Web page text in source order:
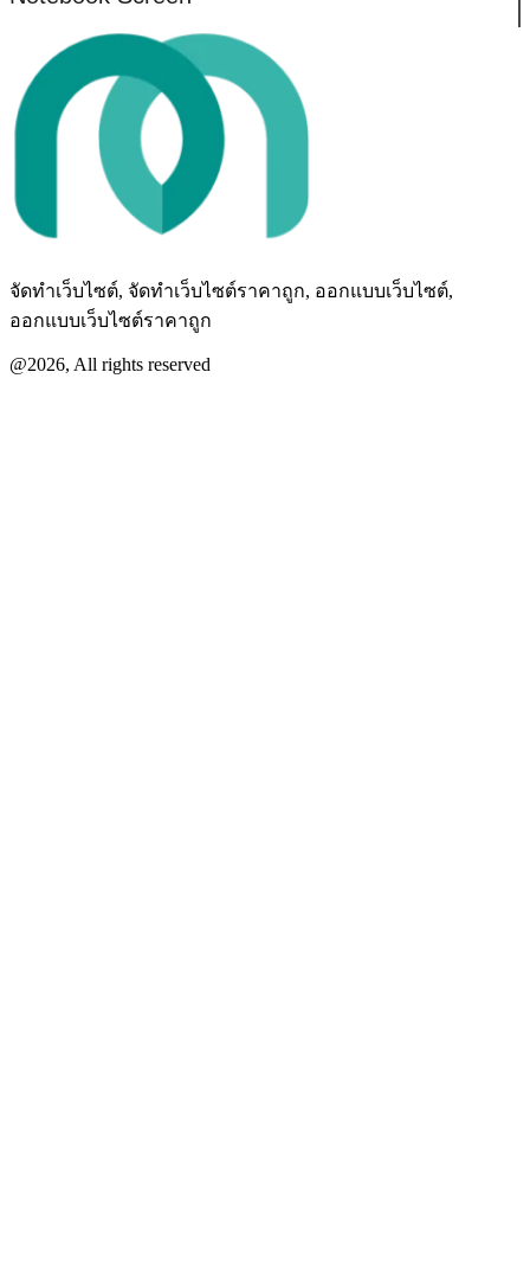
จัดทำเว็บไซต์, จัดทำเว็บไซต์ราคาถูก, ออกแบบเว็บไซต์,
ออกแบบเว็บไซต์ราคาถูก
@2026, All rights reserved